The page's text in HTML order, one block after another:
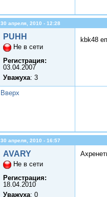
30 апреля, 2010 - 12:28
PUHH
Не в сети
Регистрация:
03.04.2007
Уважуха: 3
kbk48
Вверх
30 апреля, 2010 - 16:57
AVARY
Не в сети
Регистрация:
18.04.2010
Уважуха: 0